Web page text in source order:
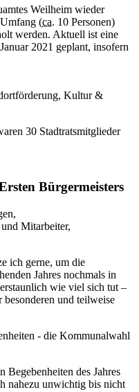
Weilheim wieder
(ca. 10 Personen)
werden. Aktuell ist eine
2021 geplant, insofern
Kultur &
30 Stadtratsmitglieder
Bürgermeisters
Mitarbeiter,
ich gerne, um die
Jahres nochmals in
wie viel sich tut –
besonderen und teilweise
- die Kommunalwahl
Begebenheiten des Jahres
nahezu unwichtig bis nicht